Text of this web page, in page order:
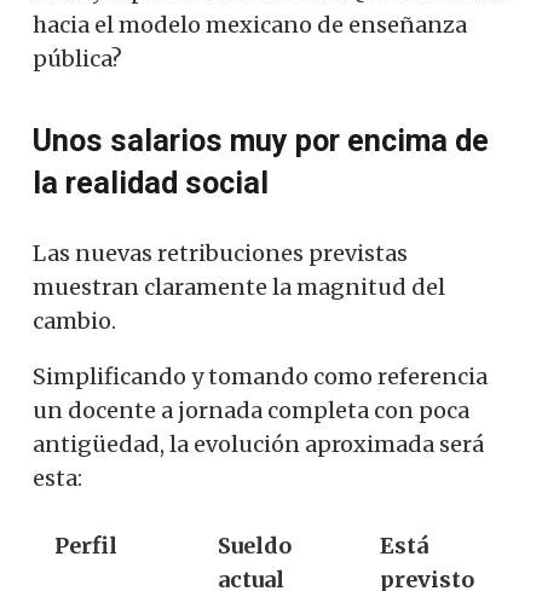
hacia el modelo mexicano de enseñanza
pública?
Unos salarios muy por encima de
la realidad social
Las nuevas retribuciones previstas
muestran claramente la magnitud del
cambio.
Simplificando y tomando como referencia
un docente a jornada completa con poca
antigüedad, la evolución aproximada será
esta:
Perfil
Sueldo
actual
Está
previsto